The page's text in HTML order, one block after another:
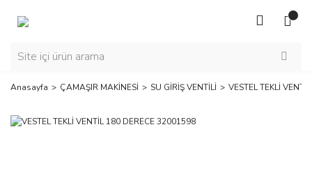
Anasayfa ÇAMAŞIR MAKİNESİ SU GİRİŞ VENTİLİ VESTEL TEKLİ